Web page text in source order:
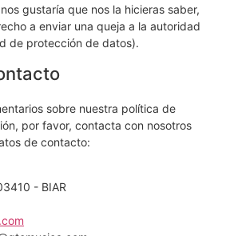
gustaría que nos la hicieras saber,
a enviar una queja a la autoridad
de protección de datos).
sobre nuestra política de
por favor, contacta con nosotros
de contacto:
- BIAR